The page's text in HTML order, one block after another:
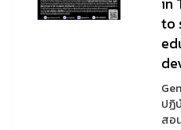
to
ปฏิ
สอ